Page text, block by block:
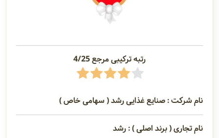
رتبه ترکیبی مرجع 4/25
نام شرکت : صنایع غذایی رشد ( سهامی خاص )
نام تجاری ( برند اصلی ) : رشد